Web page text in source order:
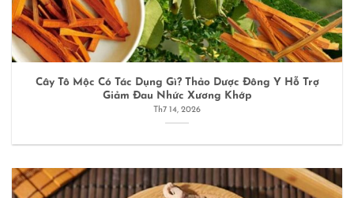
Cây Tô Mộc Có Tác Dụng Gì? Thảo Dược Đông Y Hỗ Trợ
Giảm Đau Nhức Xương Khớp
Th7 14, 2026